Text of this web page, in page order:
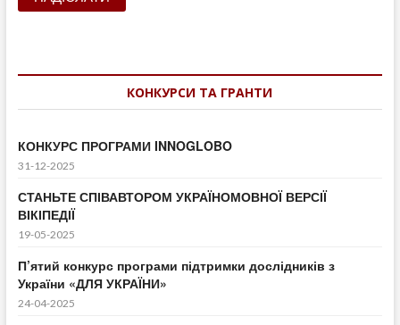
КОНКУРСИ ТА ГРАНТИ
КОНКУРС ПРОГРАМИ INNOGLOBO
31-12-2025
СТАНЬТЕ СПІВАВТОРОМ УКРАЇНОМОВНОЇ ВЕРСІЇ
ВІКІПЕДІЇ
19-05-2025
П’ятий конкурс програми підтримки дослідників з
України «ДЛЯ УКРАЇНИ»
24-04-2025